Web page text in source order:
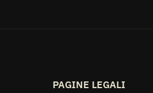
PAGINE LEGALI